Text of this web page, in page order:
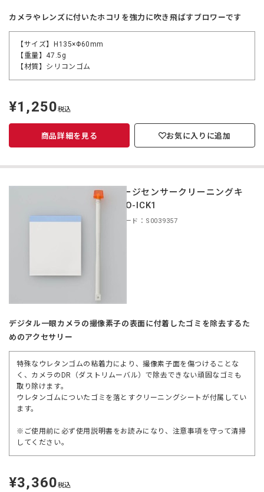
カメラやレンズに付いたホコリを強力に吹き飛ばすブロワーです
【サイズ】H135×Φ60mm
【重量】47.5g
【材質】シリコンゴム
定
価
¥1,250税込
商品詳細を見る お気に入りに追加
イメージセンサークリーニングキ
ット O-ICK1
商品コード：S0039357
デジタル一眼カメラの撮像素子の表面に付着したゴミを除去するた
めのアクセサリー
特殊なウレタンゴムの粘着力により、撮像素子面を傷つけることな
く、カメラのDR（ダストリムーバル）で除去できない頑固なゴミも
取り除けます。
ウレタンゴムについたゴミを落とすクリーニングシートが付属してい
ます。
※ご使用前に必ず使用説明書をお読みになり、注意事項を守って清掃
してください。
定
価
¥3,360税込